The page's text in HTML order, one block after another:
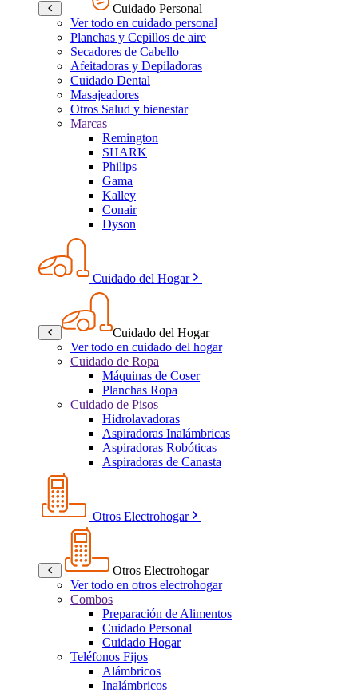
Cuidado Personal
Ver todo en cuidado personal
Planchas y Cepillos de aire
Secadores de Cabello
Afeitadoras y Depiladoras
Cuidado Dental
Masajeadores
Otros Salud y bienestar
Marcas
Remington
SHARK
Philips
Gama
Kalley
Conair
Dyson
Cuidado del Hogar
Cuidado del Hogar
Ver todo en cuidado del hogar
Cuidado de Ropa
Máquinas de Coser
Planchas Ropa
Cuidado de Pisos
Hidrolavadoras
Aspiradoras Inalámbricas
Aspiradoras Robóticas
Aspiradoras de Canasta
Otros Electrohogar
Otros Electrohogar
Ver todo en otros electrohogar
Combos
Preparación de Alimentos
Cuidado Personal
Cuidado Hogar
Teléfonos Fijos
Alámbricos
Inalámbricos